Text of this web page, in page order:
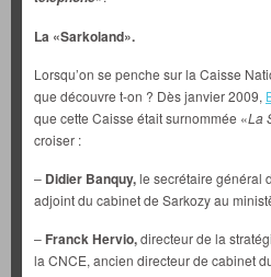
La «Sarkoland».
Lorsqu’on se penche sur la Caisse
que découvre t-on ? Dès janvier 2009,
que cette Caisse était surnommée «La
croiser :
– Didier Banquy,le secrétaire général
adjoint du cabinet de Sarkozy au
– Franck Hervio,directeur de la
la CNCE, ancien directeur de cabinet